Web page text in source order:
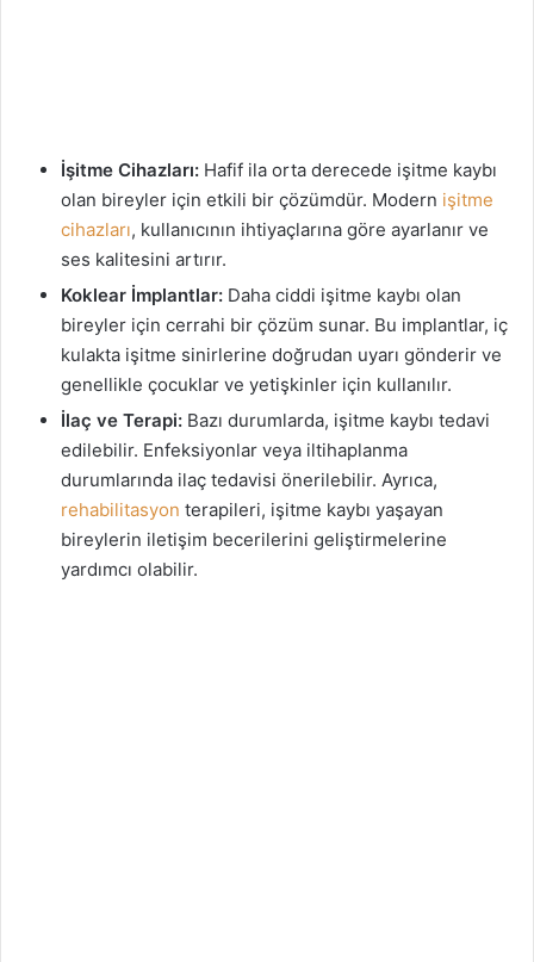
İşitme Cihazları: Hafif ila orta derecede işitme kaybı
olan bireyler için etkili bir çözümdür. Modern işitme
cihazları, kullanıcının ihtiyaçlarına göre ayarlanır ve
ses kalitesini artırır.
Koklear İmplantlar: Daha ciddi işitme kaybı olan
bireyler için cerrahi bir çözüm sunar. Bu implantlar, iç
kulakta işitme sinirlerine doğrudan uyarı gönderir ve
genellikle çocuklar ve yetişkinler için kullanılır.
İlaç ve Terapi: Bazı durumlarda, işitme kaybı tedavi
edilebilir. Enfeksiyonlar veya iltihaplanma
durumlarında ilaç tedavisi önerilebilir. Ayrıca,
rehabilitasyon terapileri, işitme kaybı yaşayan
bireylerin iletişim becerilerini geliştirmelerine
yardımcı olabilir.